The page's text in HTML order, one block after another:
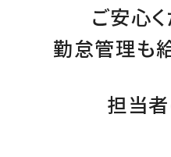
ご安心く
勤怠管理も
担当